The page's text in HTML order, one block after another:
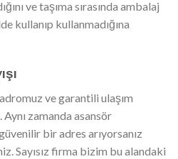
ve taşıma sırasında ambalaj
kullanıp kullanmadığına
ve garantili ulaşım
zamanda asansör
bir adres arıyorsanız
Sayısız firma bizim bu alandaki